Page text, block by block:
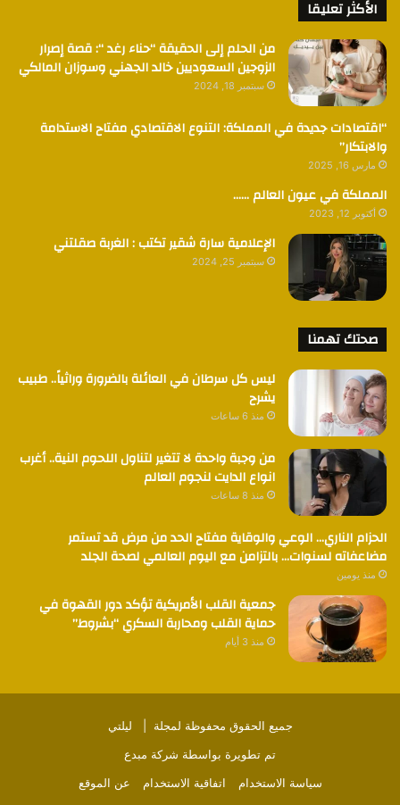
الأكثر تعليقا
من الحلم إلى الحقيقة “حناء رغد “: قصة إصرار
الزوجين السعوديين خالد الجهني وسوزان المالكي
سبتمبر 18, 2024
“اقتصادات جديدة في المملكة: التنوع الاقتصادي مفتاح الاستدامة
والابتكار”
مارس 16, 2025
المملكة في عيون العالم ……
أكتوبر 12, 2023
الإعلامية سارة شقير تكتب : الغربة صقلتني
سبتمبر 25, 2024
صحتك تهمنا
ليس كل سرطان في العائلة بالضرورة وراثياً.. طبيب
يشرح
منذ 6 ساعات
من وجبة واحدة لا تتغير لتناول اللحوم النية.. أغرب
انواع الدايت لنجوم العالم
منذ 8 ساعات
الحزام الناري… الوعي والوقاية مفتاح الحد من مرض قد تستمر
مضاعفاته لسنوات… بالتزامن مع اليوم العالمي لصحة الجلد
منذ يومين
جمعية القلب الأمريكية تؤكد دور القهوة في
حماية القلب ومحاربة السكري “بشروط”
منذ 3 أيام
جميع الحقوق محفوظة لمجلة | ليلتي
تم تطويرة بواسطة شركة مبدع
سياسة الاستخدام
اتفاقية الاستخدام عن الموقع